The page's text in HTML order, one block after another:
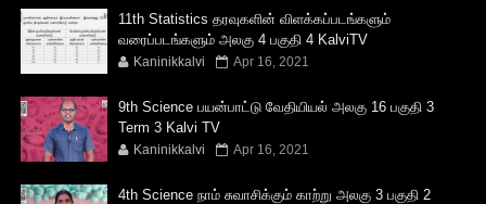
11th Statistics தரவுகளின் விளக்கப்படங்களும்
வரைப்படங்களும் அலகு 4 பகுதி 4 KalviTV
Kaninikkalvi Apr 16, 2021
9th Science பயன்பாட்டு வேதியியல் அலகு 16 பகுதி 3
Term 3 Kalvi TV
Kaninikkalvi Apr 16, 2021
4th Science நாம் சுவாசிக்கும் காற்று அலகு 3 பகுதி 2